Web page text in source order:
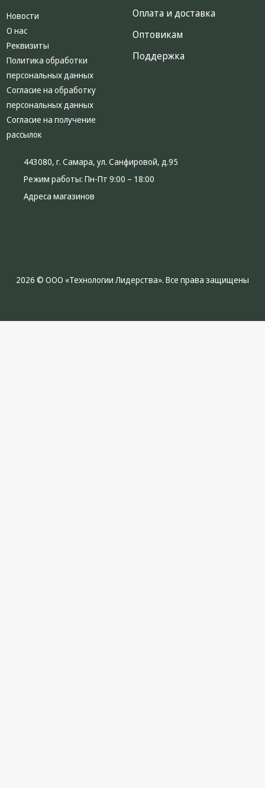
Новости
О нас
Реквизиты
Политика обработки
персональных данных
Согласие на обработку
персональных данных
Согласие на получение
рассылок
Оплата и доставка
Оптовикам
Поддержка
443080, г. Самара, ул. Санфировой, д.95
Режим работы: Пн-Пт 9:00 – 18:00
Адреса магазинов
2026 © ООО «Технологии Лидерства». Все права защищены